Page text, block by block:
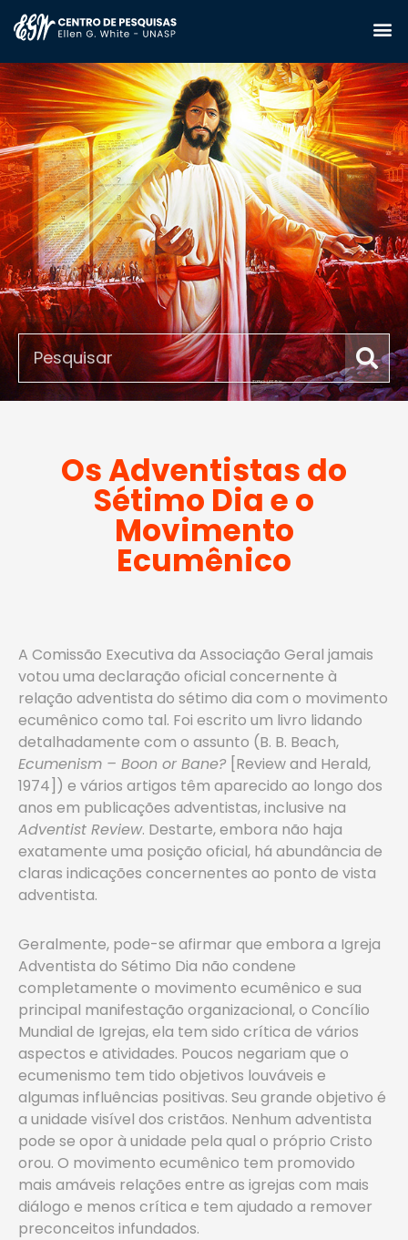
Os Adventistas do
Sétimo Dia e o
Movimento
Ecumênico
A Comissão Executiva da Associação Geral jamais
votou uma declaração oficial concernente à
relação adventista do sétimo dia com o movimento
ecumênico como tal. Foi escrito um livro lidando
detalhadamente com o assunto (B. B. Beach,
Ecumenism – Boon or Bane? [Review and Herald,
1974]) e vários artigos têm aparecido ao longo dos
anos em publicações adventistas, inclusive na
Adventist Review. Destarte, embora não haja
exatamente uma posição oficial, há abundância de
claras indicações concernentes ao ponto de vista
adventista.
Geralmente, pode-se afirmar que embora a Igreja
Adventista do Sétimo Dia não condene
completamente o movimento ecumênico e sua
principal manifestação organizacional, o Concílio
Mundial de Igrejas, ela tem sido crítica de vários
aspectos e atividades. Poucos negariam que o
ecumenismo tem tido objetivos louváveis e
algumas influências positivas. Seu grande objetivo é
a unidade visível dos cristãos. Nenhum adventista
pode se opor à unidade pela qual o próprio Cristo
orou. O movimento ecumênico tem promovido
mais amáveis relações entre as igrejas com mais
diálogo e menos crítica e tem ajudado a remover
preconceitos infundados.